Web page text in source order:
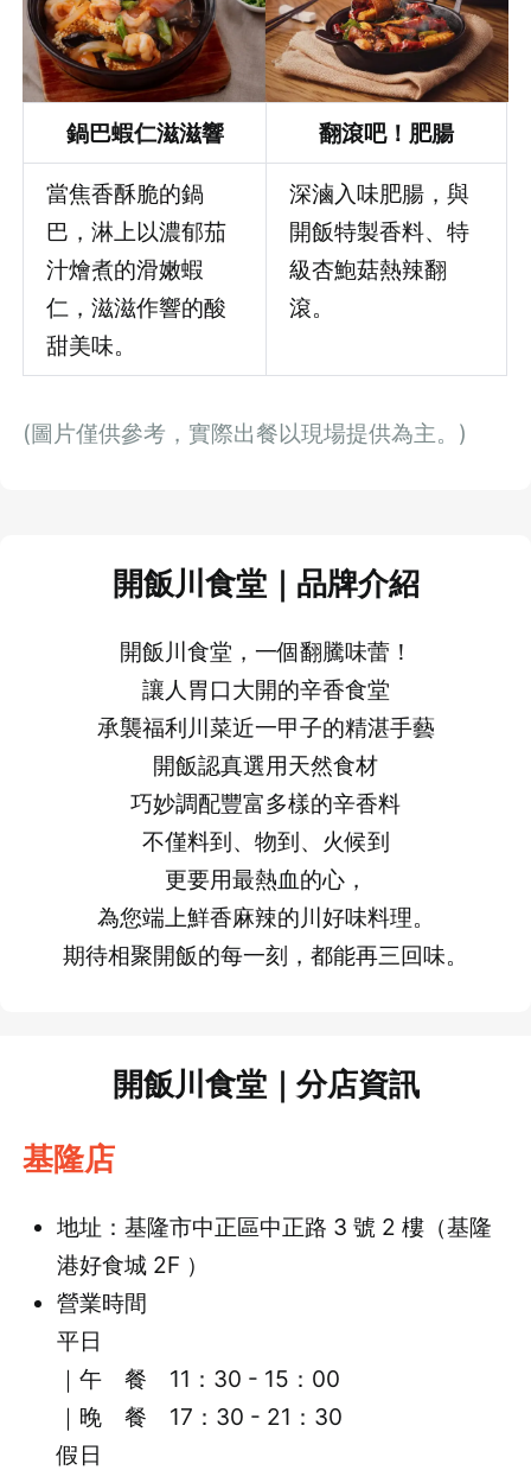
鍋巴蝦仁滋滋響 翻滾吧！肥腸
當焦香酥脆的鍋
巴，淋上以濃郁茄
汁燴煮的滑嫩蝦
仁，滋滋作響的酸
甜美味。
深滷入味肥腸，與
開飯特製香料、特
級杏鮑菇熱辣翻
滾。
(圖片僅供參考，實際出餐以現場提供為主。)
開飯川食堂｜品牌介紹
開飯川食堂，一個翻騰味蕾！
讓人胃口大開的辛香食堂
承襲福利川菜近一甲子的精湛手藝
開飯認真選用天然食材
巧妙調配豐富多樣的辛香料
不僅料到、物到、火候到
更要用最熱血的心，
為您端上鮮香麻辣的川好味料理。
期待相聚開飯的每一刻，都能再三回味。
開飯川食堂｜分店資訊
基隆店
地址：基隆市中正區中正路 3 號 2 樓（基隆
港好食城 2F ）
營業時間
平日
｜午 餐 11：30 - 15：00
｜晚 餐 17：30 - 21：30
假日
先不要 確認